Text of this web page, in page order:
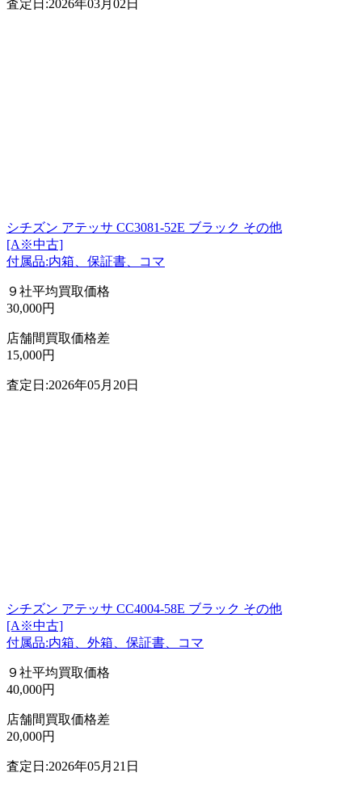
査定日:2026年03月02日
シチズン アテッサ CC3081-52E ブラック その他
[A※中古]
付属品:内箱、保証書、コマ
９社平均買取価格
30,000円
店舗間買取価格差
15,000円
査定日:2026年05月20日
シチズン アテッサ CC4004-58E ブラック その他
[A※中古]
付属品:内箱、外箱、保証書、コマ
９社平均買取価格
40,000円
店舗間買取価格差
20,000円
査定日:2026年05月21日